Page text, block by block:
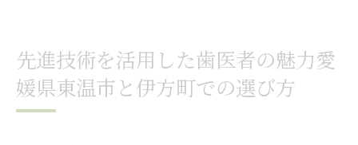
先進技術を活用した歯医者の魅力愛
媛県東温市と伊方町での選び方